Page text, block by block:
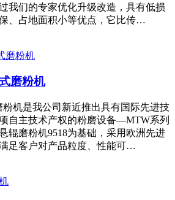
我们的专家优化升级改造，具有低损
、占地面积小等优点，它比传…
磨粉机
机是我公司新近推出具有国际先进技
自主技术产权的粉磨设备—MTW系列
辊磨粉机9518为基础，采用欧洲先进
足客户对产品粒度、性能可…